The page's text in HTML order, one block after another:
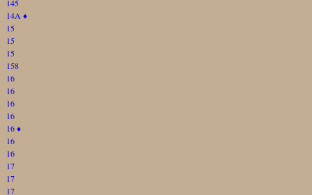
145
14A ♦
15
15
15
158
16
16
16
16
16♦
16
16
17
17
17